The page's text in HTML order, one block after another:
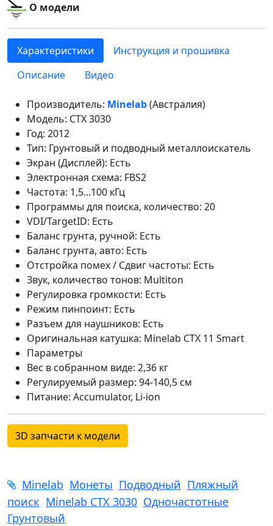
О модели
Характеристики
Инструкция и прошивка
Описание
Видео
Производитель: Minelab(Австралия)
Модель: CTX 3030
Год: 2012
Тип: Грунтовый и подводный металлоискатель
Экран (Дисплей): Есть
Электронная схема: FBS2
Частота: 1,5...100 кГц
Программы для поиска, количество: 20
VDI/TargetID: Есть
Баланс грунта, ручной: Есть
Баланс грунта, авто: Есть
Отстройка помех / Сдвиг частоты: Есть
Звук, количество тонов: Multiton
Регулировка громкости: Есть
Режим пинпоинт: Есть
Разъем для наушников: Есть
Оригинальная катушка: Minelab CTX 11 Smart
Параметры
Вес в собранном виде: 2,36 кг
Регулируемый размер: 94-140,5 см
Питание: Accumulator, Li-ion
3D запчасти к модели
Minelab Монеты Подводный Пляжный
поиск Minelab CTX 3030 Одночастотные
Грунтовый